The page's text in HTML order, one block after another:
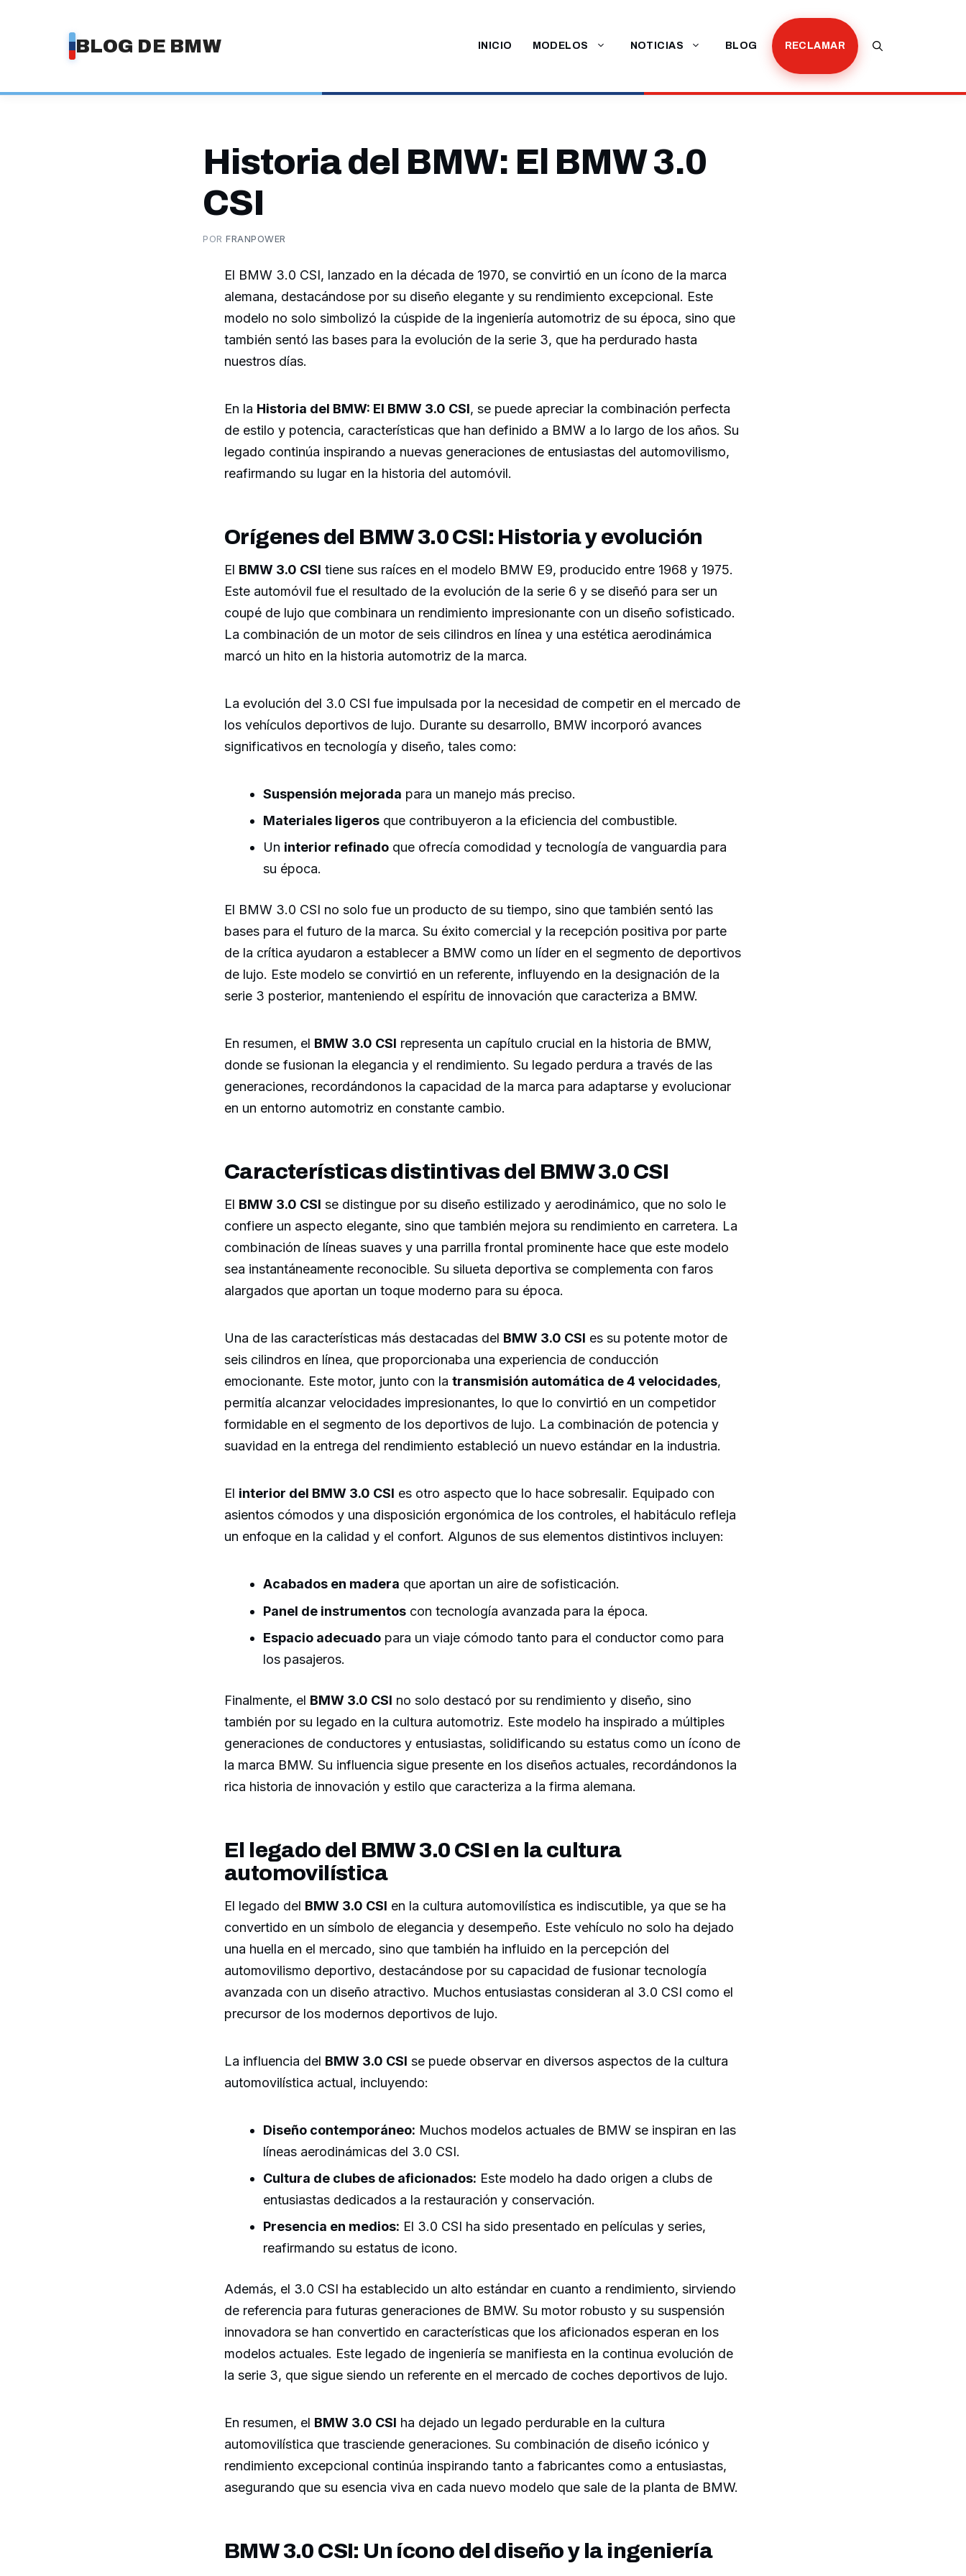
BLOG DE BMW INICIO MODELOS NOTICIAS BLOG RECLAMAR
Historia del BMW: El BMW 3.0
CSI
PORFRANPOWER
El BMW 3.0 CSI, lanzado en la década de 1970, se convirtió en un ícono de la marca
alemana, destacándose por su diseño elegante y su rendimiento excepcional. Este
modelo no solo simbolizó la cúspide de la ingeniería automotriz de su época, sino que
también sentó las bases para la evolución de la serie 3, que ha perdurado hasta
nuestros días.
En la Historia del BMW: El BMW 3.0 CSI, se puede apreciar la combinación perfecta
de estilo y potencia, características que han definido a BMW a lo largo de los años. Su
legado continúa inspirando a nuevas generaciones de entusiastas del automovilismo,
reafirmando su lugar en la historia del automóvil.
Orígenes del BMW 3.0 CSI: Historia y evolución
El BMW 3.0 CSI tiene sus raíces en el modelo BMW E9, producido entre 1968 y 1975.
Este automóvil fue el resultado de la evolución de la serie 6 y se diseñó para ser un
coupé de lujo que combinara un rendimiento impresionante con un diseño sofisticado.
La combinación de un motor de seis cilindros en línea y una estética aerodinámica
marcó un hito en la historia automotriz de la marca.
La evolución del 3.0 CSI fue impulsada por la necesidad de competir en el mercado de
los vehículos deportivos de lujo. Durante su desarrollo, BMW incorporó avances
significativos en tecnología y diseño, tales como:
Suspensión mejorada para un manejo más preciso.
Materiales ligeros que contribuyeron a la eficiencia del combustible.
Un interior refinado que ofrecía comodidad y tecnología de vanguardia para
su época.
El BMW 3.0 CSI no solo fue un producto de su tiempo, sino que también sentó las
bases para el futuro de la marca. Su éxito comercial y la recepción positiva por parte
de la crítica ayudaron a establecer a BMW como un líder en el segmento de deportivos
de lujo. Este modelo se convirtió en un referente, influyendo en la designación de la
serie 3 posterior, manteniendo el espíritu de innovación que caracteriza a BMW.
En resumen, el BMW 3.0 CSI representa un capítulo crucial en la historia de BMW,
donde se fusionan la elegancia y el rendimiento. Su legado perdura a través de las
generaciones, recordándonos la capacidad de la marca para adaptarse y evolucionar
en un entorno automotriz en constante cambio.
Características distintivas del BMW 3.0 CSI
El BMW 3.0 CSI se distingue por su diseño estilizado y aerodinámico, que no solo le
confiere un aspecto elegante, sino que también mejora su rendimiento en carretera. La
combinación de líneas suaves y una parrilla frontal prominente hace que este modelo
sea instantáneamente reconocible. Su silueta deportiva se complementa con faros
alargados que aportan un toque moderno para su época.
Una de las características más destacadas del BMW 3.0 CSI es su potente motor de
seis cilindros en línea, que proporcionaba una experiencia de conducción
emocionante. Este motor, junto con la transmisión automática de 4 velocidades,
permitía alcanzar velocidades impresionantes, lo que lo convirtió en un competidor
formidable en el segmento de los deportivos de lujo. La combinación de potencia y
suavidad en la entrega del rendimiento estableció un nuevo estándar en la industria.
El interior del BMW 3.0 CSI es otro aspecto que lo hace sobresalir. Equipado con
asientos cómodos y una disposición ergonómica de los controles, el habitáculo refleja
un enfoque en la calidad y el confort. Algunos de sus elementos distintivos incluyen:
Acabados en madera que aportan un aire de sofisticación.
Panel de instrumentos con tecnología avanzada para la época.
Espacio adecuado para un viaje cómodo tanto para el conductor como para
los pasajeros.
Finalmente, el BMW 3.0 CSI no solo destacó por su rendimiento y diseño, sino
también por su legado en la cultura automotriz. Este modelo ha inspirado a múltiples
generaciones de conductores y entusiastas, solidificando su estatus como un ícono de
la marca BMW. Su influencia sigue presente en los diseños actuales, recordándonos la
rica historia de innovación y estilo que caracteriza a la firma alemana.
El legado del BMW 3.0 CSI en la cultura
automovilística
El legado del BMW 3.0 CSI en la cultura automovilística es indiscutible, ya que se ha
convertido en un símbolo de elegancia y desempeño. Este vehículo no solo ha dejado
una huella en el mercado, sino que también ha influido en la percepción del
automovilismo deportivo, destacándose por su capacidad de fusionar tecnología
avanzada con un diseño atractivo. Muchos entusiastas consideran al 3.0 CSI como el
precursor de los modernos deportivos de lujo.
La influencia del BMW 3.0 CSI se puede observar en diversos aspectos de la cultura
automovilística actual, incluyendo:
Diseño contemporáneo: Muchos modelos actuales de BMW se inspiran en las
líneas aerodinámicas del 3.0 CSI.
Cultura de clubes de aficionados: Este modelo ha dado origen a clubs de
entusiastas dedicados a la restauración y conservación.
Presencia en medios: El 3.0 CSI ha sido presentado en películas y series,
reafirmando su estatus de icono.
Además, el 3.0 CSI ha establecido un alto estándar en cuanto a rendimiento, sirviendo
de referencia para futuras generaciones de BMW. Su motor robusto y su suspensión
innovadora se han convertido en características que los aficionados esperan en los
modelos actuales. Este legado de ingeniería se manifiesta en la continua evolución de
la serie 3, que sigue siendo un referente en el mercado de coches deportivos de lujo.
En resumen, el BMW 3.0 CSI ha dejado un legado perdurable en la cultura
automovilística que trasciende generaciones. Su combinación de diseño icónico y
rendimiento excepcional continúa inspirando tanto a fabricantes como a entusiastas,
asegurando que su esencia viva en cada nuevo modelo que sale de la planta de BMW.
BMW 3.0 CSI: Un ícono del diseño y la ingeniería